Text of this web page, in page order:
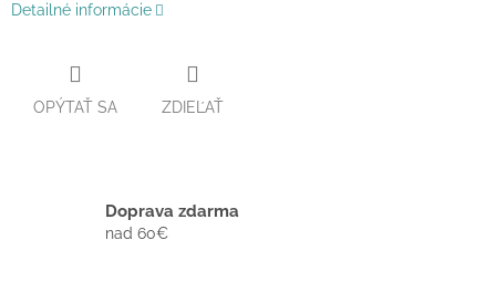
Detailné informácie
OPÝTAŤ SA ZDIEĽAŤ
Doprava zdarma
nad 60€